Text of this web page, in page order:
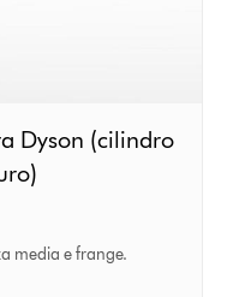
Dyson (cilindro
media e frange.